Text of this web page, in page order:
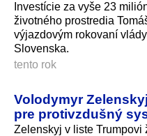
Investície za vyše 23
životného prostredia
výjazdovým rokovaní
Slovenska.
tento rok
Volodymyr
pre protivzdušný
Zelenskyj v liste Trumpovi